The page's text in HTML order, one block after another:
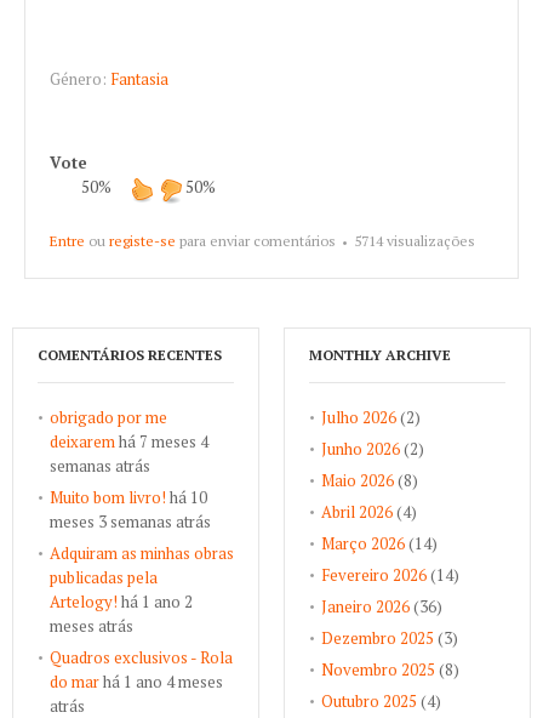
Género: Fantasia
Vote
50%
50%
Entre ou registe-se para enviar comentários 5714 visualizações
COMENTÁRIOS RECENTES
obrigado por me
deixaremhá 7 meses 4
semanas atrás
Muito bom livro! há 10
meses 3 semanas atrás
Adquiram as minhas obras
publicadas pela
Artelogy! há 1 ano 2
meses atrás
Quadros exclusivos - Rola
do marhá 1 ano 4 meses
atrás
MONTHLY ARCHIVE
Julho 2026(2)
Junho 2026(2)
Maio 2026(8)
Abril 2026(4)
Março 2026(14)
Fevereiro 2026(14)
Janeiro 2026(36)
Dezembro 2025 (3)
Novembro 2025 (8)
Outubro 2025 (4)